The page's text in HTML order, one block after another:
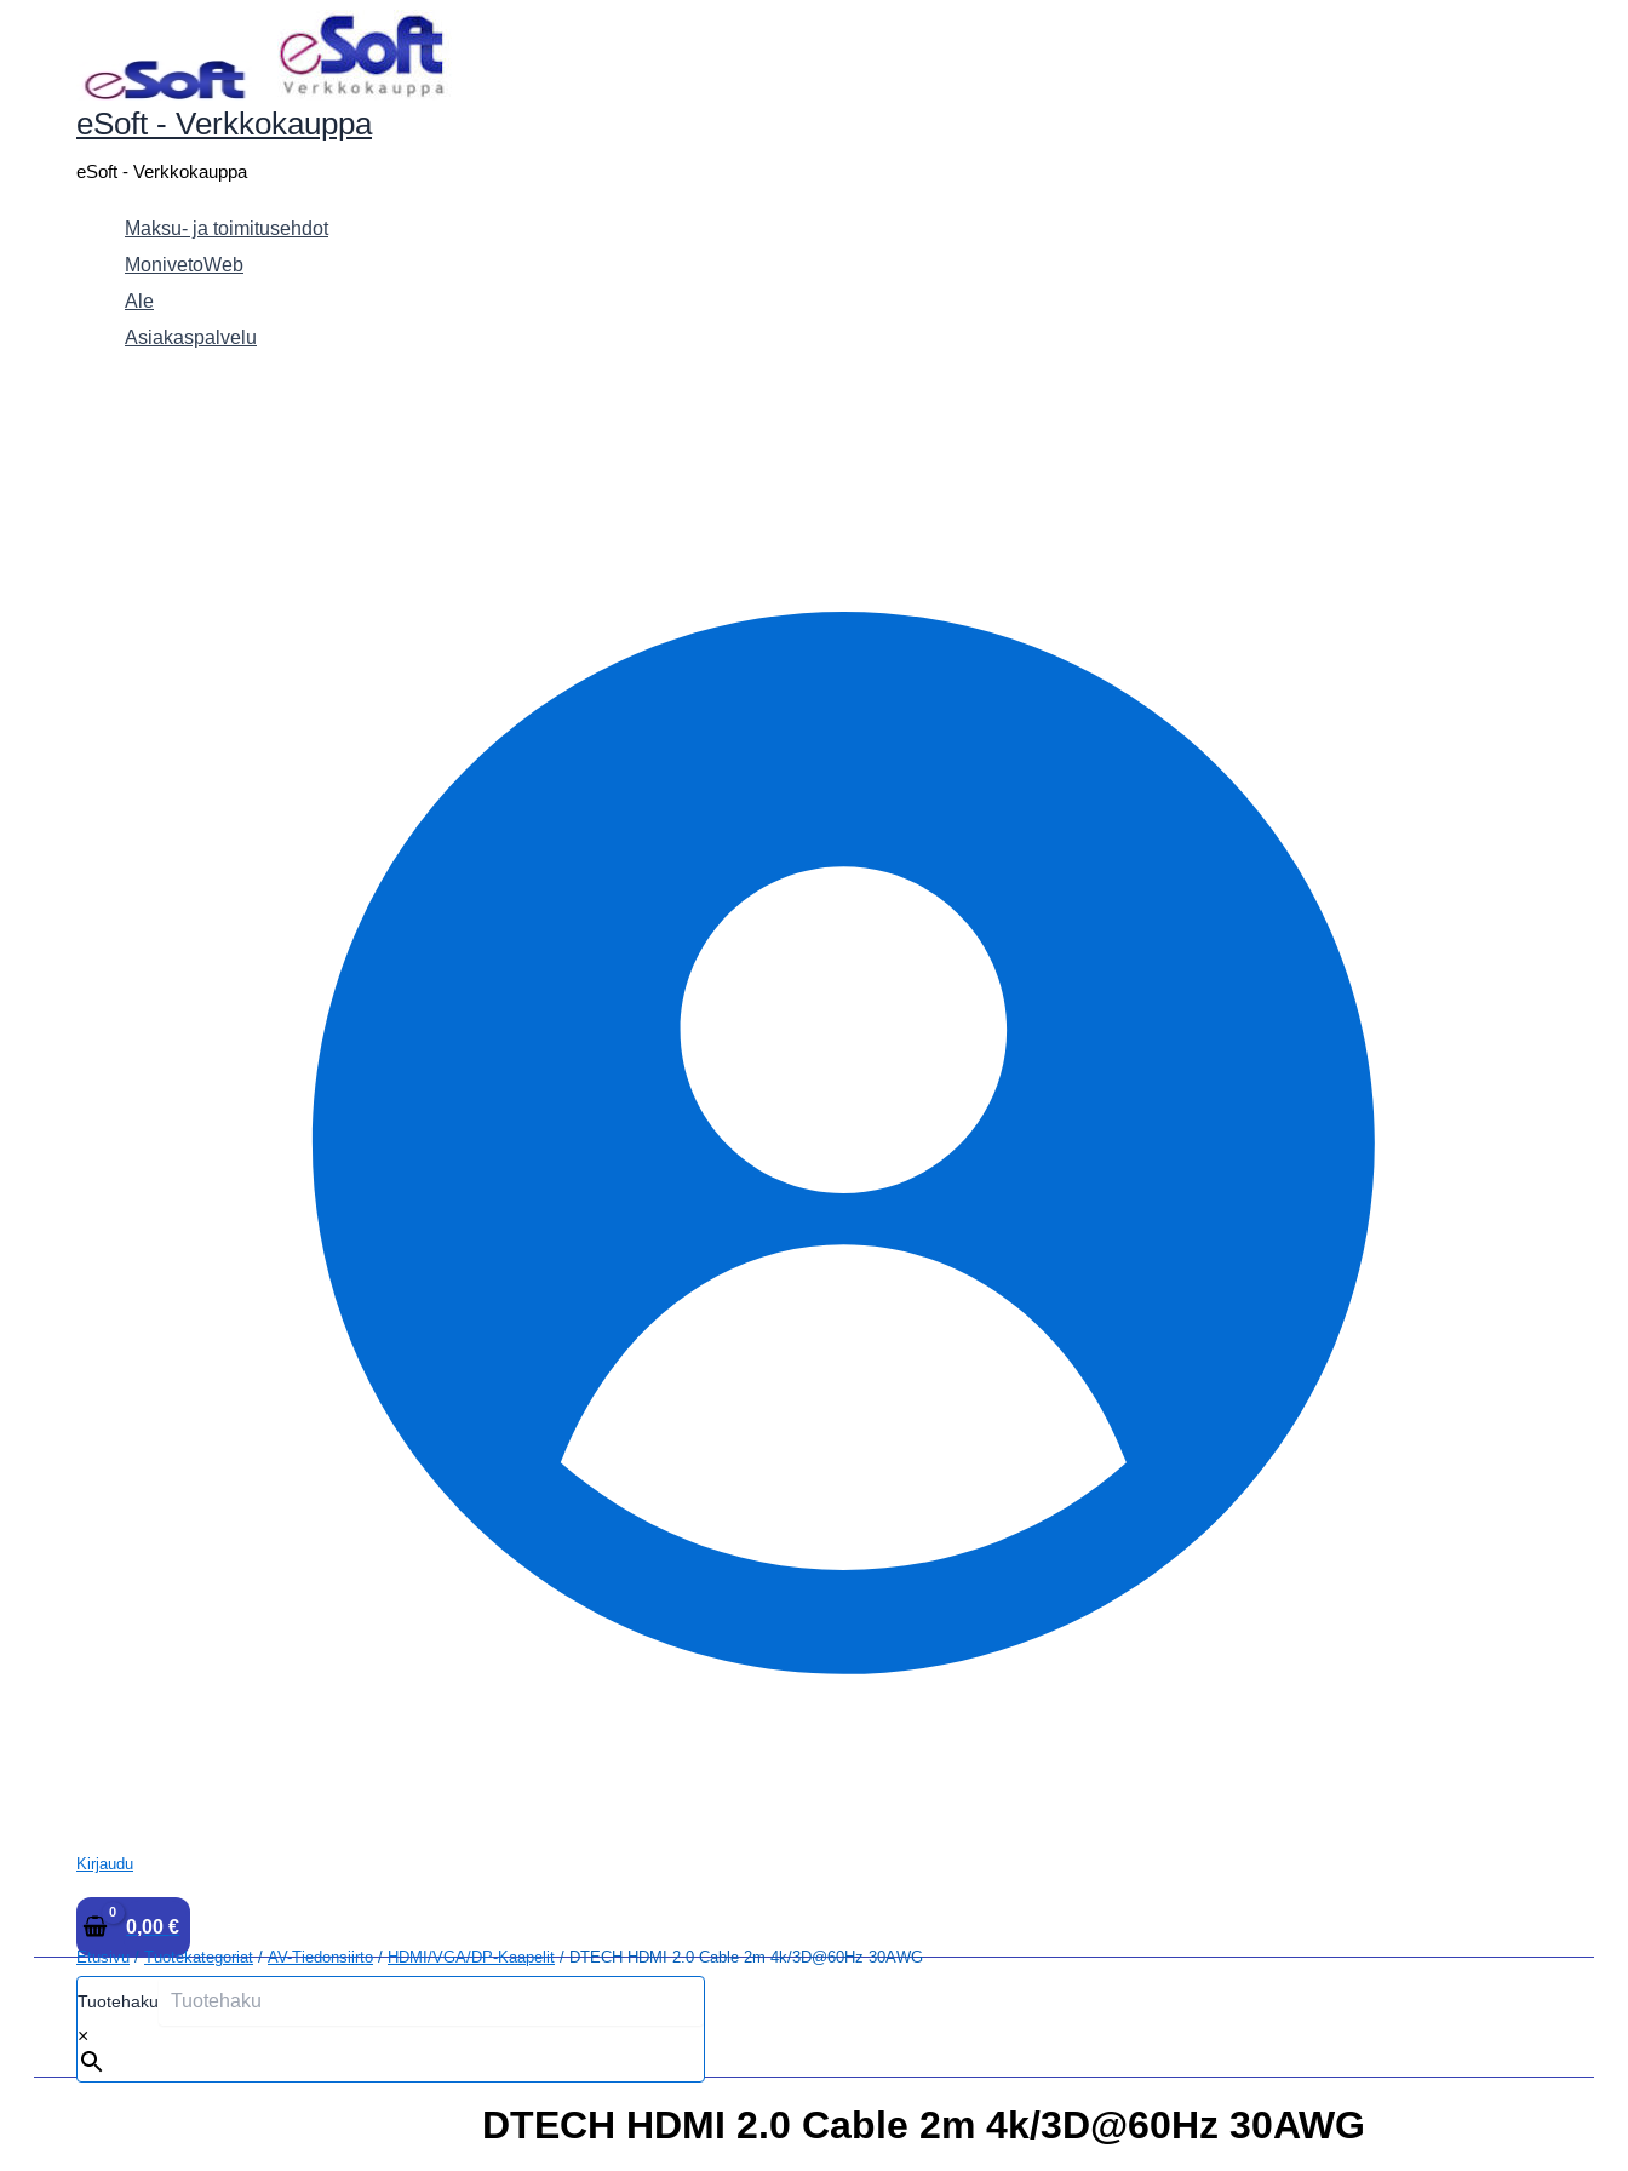
eSoft - Verkkokauppa
eSoft - Verkkokauppa
Maksu- ja toimitusehdot
MonivetoWeb
Ale
Asiakaspalvelu
Kirjaudu
0,00€
Etusivu/Tuotekategoriat/AV-Tiedonsiirto/HDMI/VGA/DP-Kaapelit/ DTECH HDMI 2.0 Cable 2m 4k/3D@60Hz 30AWG
Tuotehaku
×
DTECH HDMI 2.0 Cable 2m 4k/3D@60Hz 30AWG